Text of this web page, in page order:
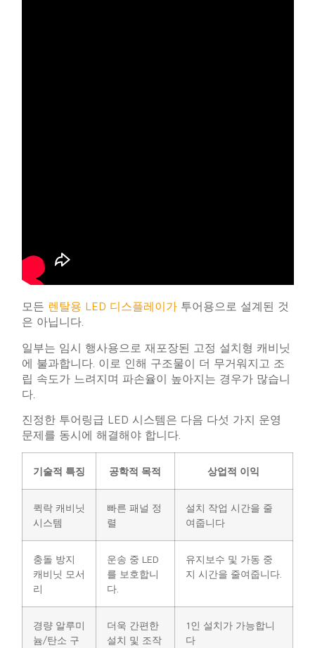
모든 렌탈용 LED 디스플레이가투어용으로 설계된 것
은 아닙니다.
일부는 임시 행사용으로 재포장된 고정 설치형 캐비닛
에 불과합니다. 이로 인해 구조물이 더 무거워지고 조
립 속도가 느려지며 파손율이 높아지는 경우가 많습니
다.
진정한 투어링급 LED 시스템은 다음 다섯 가지 운영
문제를 동시에 해결해야 합니다.
기술적 특징 공학적 목적 상업적 이익
퀵락 캐비닛
시스템
빠른 패널 정
렬
설치 작업 시간을 줄
여줍니다
충돌 방지
캐비닛 모서
리
운송 중 LED
를 보호합니
다.
유지보수 및 가동 중
지 시간을 줄여줍니다.
경량 알루미
늄/탄소 구
더욱 간편한
설치 및 조작
1인 설치가 가능합니
다